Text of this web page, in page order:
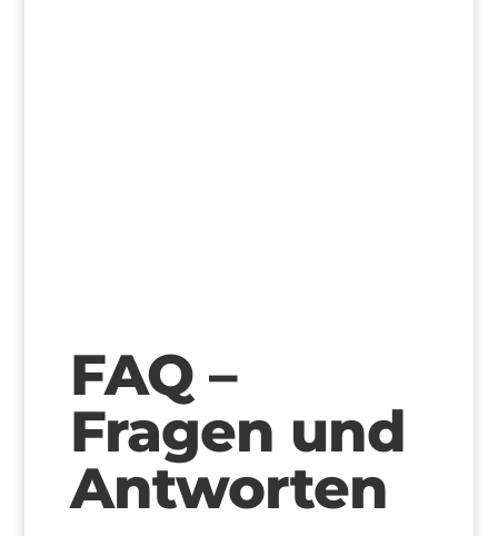
FAQ –
Fragen und
Antworten